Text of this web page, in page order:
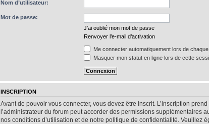
Nom d’utilisateur:
Mot de passe:
J’ai oublié mon mot de passe
Renvoyer l’e-mail d’activation
Me connecter automatiquement lors de
Masquer mon statut en ligne lors de cette
INSCRIPTION
Avant de pouvoir vous connecter, vous devez être inscrit. L’inscription
l’administrateur du forum peut accorder des permissions supplémentaires
nos conditions d’utilisation et de notre politique de confidentialité. Veuillez